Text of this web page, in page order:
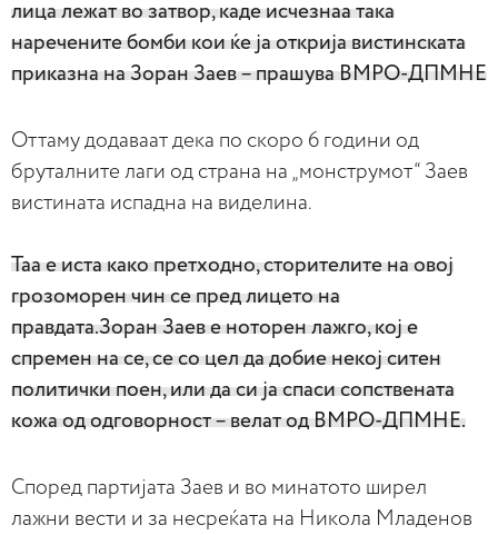
лица лежат во затвор, каде исчезнаа така
наречените бомби кои ќе ја открија вистинската
приказна на Зоран Заев – прашува ВМРО-ДПМНЕ
Оттаму додаваат дека по скоро 6 години од
бруталните лаги од страна на „монструмот“ Заев
вистината испадна на виделина.
Таа е иста како претходно, сторителите на овој
грозоморен чин се пред лицето на
правдата.Зоран Заев е ноторен лажго, кој е
спремен на се, се со цел да добие некој ситен
политички поен, или да си ја спаси сопствената
кожа од одговорност – велат од ВМРО-ДПМНЕ.
Според партијата Заев и во минатото ширел
лажни вести и за несреќата на Никола Младенов